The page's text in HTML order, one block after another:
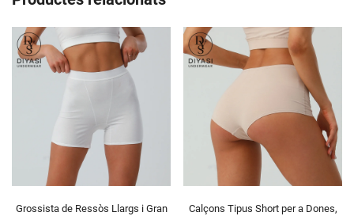
Grossista de Ressòs Llargs i Gran
Calçons Tipus Short per a Dones,